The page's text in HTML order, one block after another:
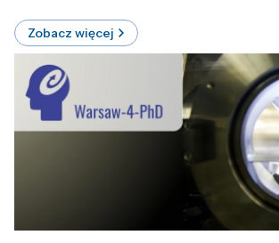
Zobacz więcej